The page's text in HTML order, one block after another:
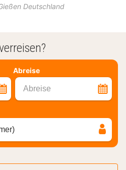
Deutschland
Abreise
Abreise